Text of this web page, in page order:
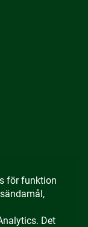
för funktion
Det